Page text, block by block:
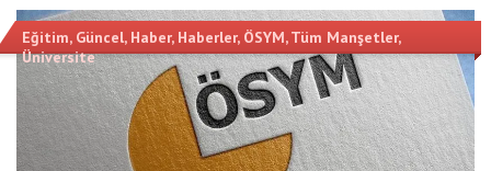
Eğitim, Güncel, Haber, Haberler, ÖSYM,Tüm Manşetler,
Üniversite